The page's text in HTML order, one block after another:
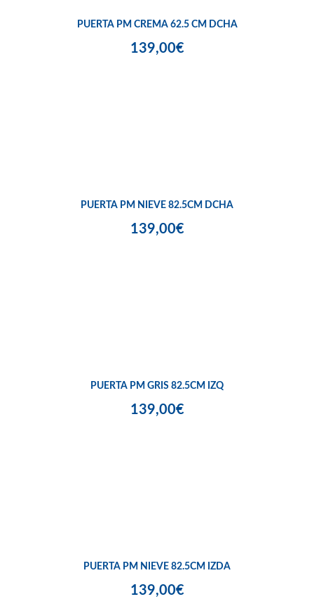
PUERTA PM CREMA 62.5 CM DCHA
139,00€
PUERTA PM NIEVE 82.5CM DCHA
139,00€
PUERTA PM GRIS 82.5CM IZQ
139,00€
PUERTA PM NIEVE 82.5CM IZDA
139,00€